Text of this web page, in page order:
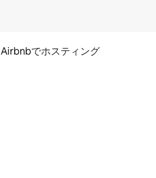
Airbnbでホスティング